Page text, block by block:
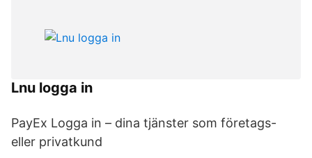
Lnu logga in
PayEx Logga in – dina tjänster som företags-
eller privatkund